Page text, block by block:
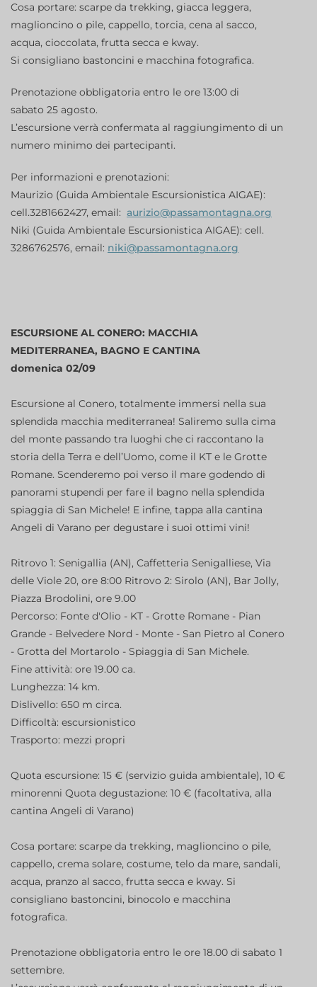
Cosa portare: scarpe da trekking, giacca leggera,
maglioncino o pile, cappello, torcia, cena al sacco,
acqua, cioccolata, frutta secca e kway.
Si consigliano bastoncini e macchina fotografica.
Prenotazione obbligatoria entro le ore 13:00 di
sabato 25 agosto.
L’escursione verrà confermata al raggiungimento di un
numero minimo dei partecipanti.
Per informazioni e prenotazioni:
Maurizio (Guida Ambientale Escursionistica AIGAE):
cell.3281662427, email: aurizio@passamontagna.org
Niki (Guida Ambientale Escursionistica AIGAE): cell.
3286762576, email: niki@passamontagna.org
ESCURSIONE AL CONERO: MACCHIA
MEDITERRANEA, BAGNO E CANTINA
domenica 02/09
Escursione al Conero, totalmente immersi nella sua
splendida macchia mediterranea! Saliremo sulla cima
del monte passando tra luoghi che ci raccontano la
storia della Terra e dell’Uomo, come il KT e le Grotte
Romane. Scenderemo poi verso il mare godendo di
panorami stupendi per fare il bagno nella splendida
spiaggia di San Michele! E infine, tappa alla cantina
Angeli di Varano per degustare i suoi ottimi vini!
Ritrovo 1: Senigallia (AN), Caffetteria Senigalliese, Via
delle Viole 20, ore 8:00 Ritrovo 2: Sirolo (AN), Bar Jolly,
Piazza Brodolini, ore 9.00
Percorso: Fonte d'Olio - KT - Grotte Romane - Pian
Grande - Belvedere Nord - Monte - San Pietro al Conero
- Grotta del Mortarolo - Spiaggia di San Michele.
Fine attività: ore 19.00 ca.
Lunghezza: 14 km.
Dislivello: 650 m circa.
Difficoltà: escursionistico
Trasporto: mezzi propri
Quota escursione: 15 € (servizio guida ambientale), 10 €
minorenni Quota degustazione: 10 € (facoltativa, alla
cantina Angeli di Varano)
Cosa portare: scarpe da trekking, maglioncino o pile,
cappello, crema solare, costume, telo da mare, sandali,
acqua, pranzo al sacco, frutta secca e kway. Si
consigliano bastoncini, binocolo e macchina
fotografica.
Prenotazione obbligatoria entro le ore 18.00 di sabato 1
settembre.